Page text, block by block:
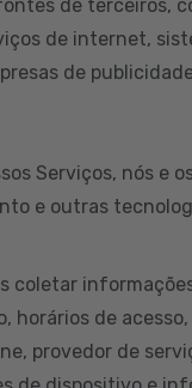
de terceiros,
de internet,
de
Serviços, nós e
e outras
coletar
horários de
provedor de